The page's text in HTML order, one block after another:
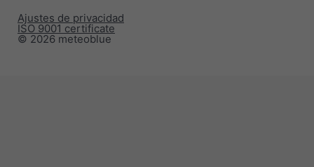
© 2026 meteoblue
ISO 9001 certificate
Ajustes de privacidad